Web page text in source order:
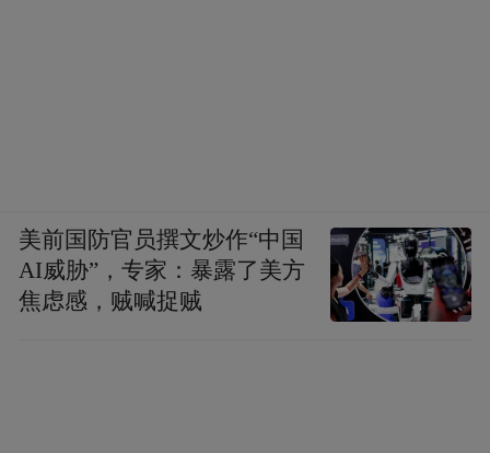
美前国防官员撰文炒作“中国
AI威胁”，专家：暴露了美方
焦虑感，贼喊捉贼